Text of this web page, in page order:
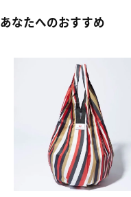
あなたへのおすすめ